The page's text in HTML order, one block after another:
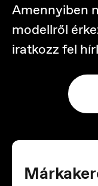
Deutsch
Amennyiben
modellről
iratkozz fel